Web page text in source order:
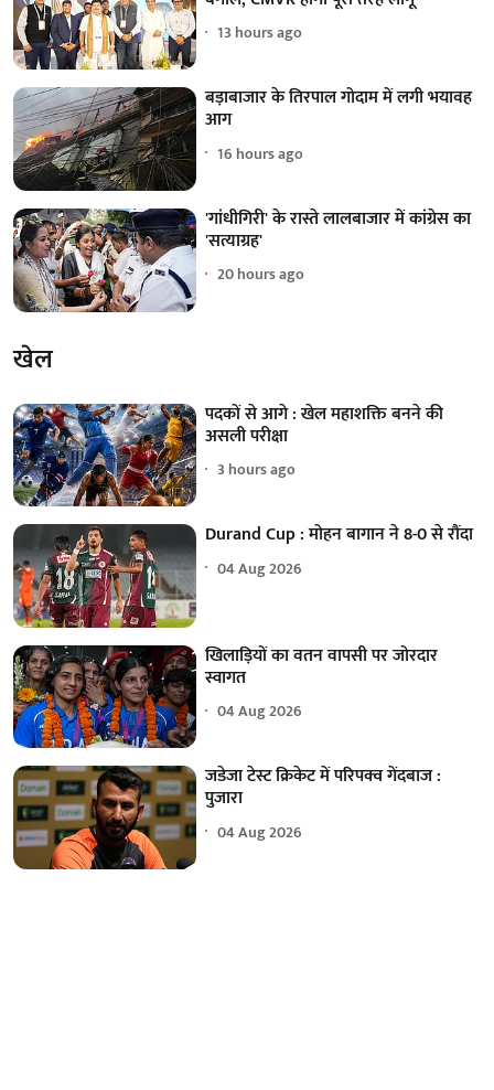
13 hours ago
बड़ाबाजार के तिरपाल गोदाम में लगी भयावह
आग
16 hours ago
'गांधीगिरी' के रास्ते लालबाजार में कांग्रेस का
'सत्याग्रह'
20 hours ago
खेल
पदकों से आगे : खेल महाशक्ति बनने की
असली परीक्षा
3 hours ago
Durand Cup : मोहन बागान ने 8-0 से रौंदा
04 Aug 2026
खिलाड़ियों का वतन वापसी पर जोरदार
स्वागत
04 Aug 2026
जडेजा टेस्ट क्रिकेट में परिपक्व गेंदबाज :
पुजारा
04 Aug 2026